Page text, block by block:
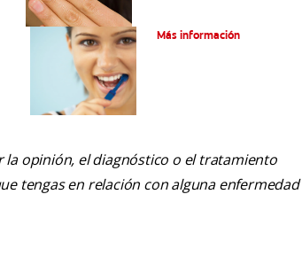
Más información
opinión, el diagnóstico o el tratamiento
tengas en relación con alguna enfermedad